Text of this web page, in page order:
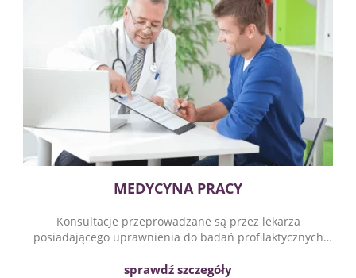
MEDYCYNA PRACY
Konsultacje przeprowadzane są przez lekarza
posiadającego uprawnienia do badań profilaktycznych
sprawdź szczegóły